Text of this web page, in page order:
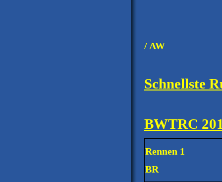
/ AW
Schnellste
BWTRC
Rennen 1
BR